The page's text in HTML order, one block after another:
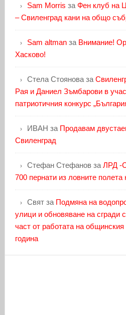
Sam Morris за Фен клуб на
– Свиленград кани на общо
Sam altmanза Внимание!
Хасково!
Стела Стояноваза
Рая и Даниел Зъмбарови в
патриотичния конкурс
ИВАН за Продавам
Свиленград
Стефан Стефановза ЛРД -
700 пернати из ловните полета
Святза Подмяна на
улици и обновяване на сгради
част от работата на
година